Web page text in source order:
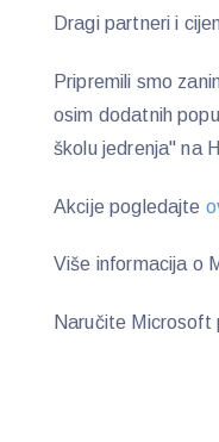
Dragi partneri i
Pripremili smo
osim dodatnih
školu jedrenja" na
Akcije pogledajte
Više informacija o
Naručite Microsoft